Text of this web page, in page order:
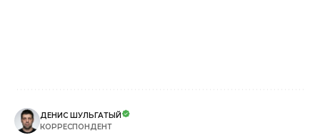
ДЕНИС ШУЛЬГАТЫЙ
КОРРЕСПОНДЕНТ